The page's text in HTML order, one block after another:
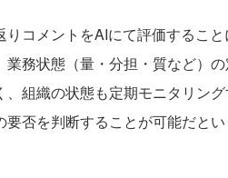
コメントをAIにて評価するこ
業務状態（量・分担・質など）
、組織の状態も定期モニタリン
否を判断することが可能だとい